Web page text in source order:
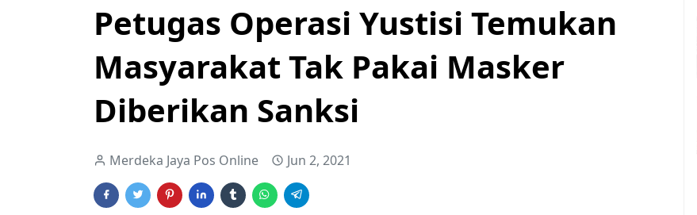
Petugas Operasi Yustisi Temukan
Masyarakat Tak Pakai Masker
Diberikan Sanksi
Merdeka Jaya Pos Online Jun 2, 2021